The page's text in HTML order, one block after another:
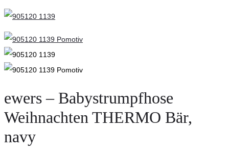
Ringel
Glitter
grau
meliert
ewers – Babystrumpfhose
Weihnachten THERMO Bär,
navy